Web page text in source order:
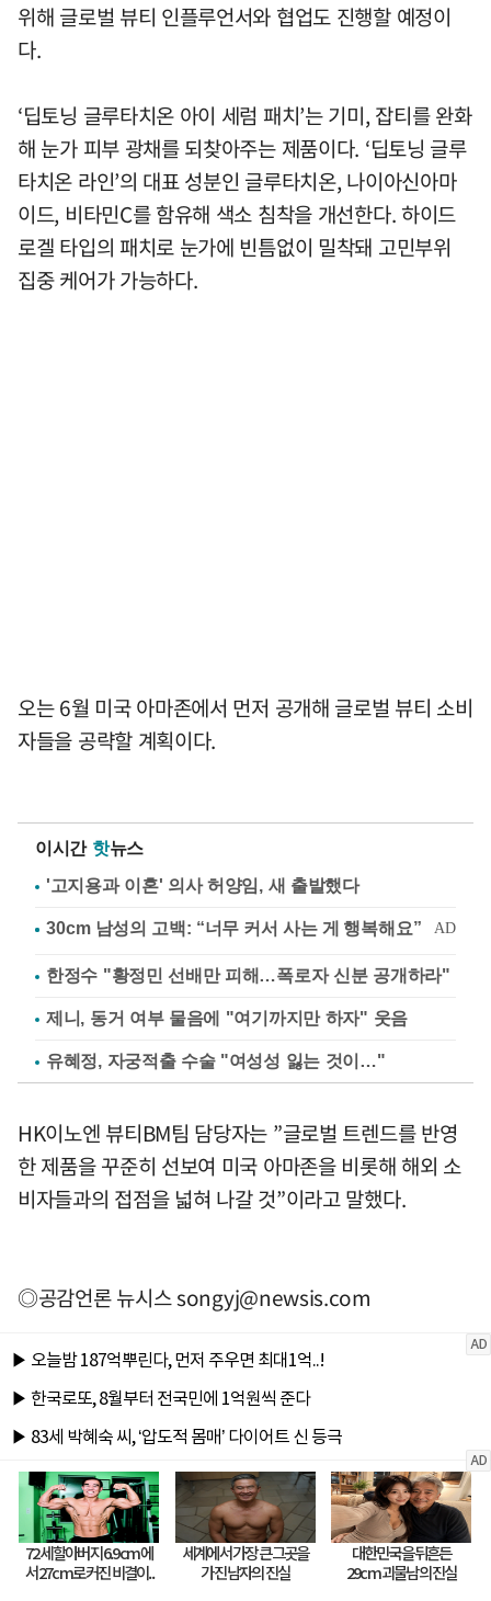
위해 글로벌 뷰티 인플루언서와 협업도 진행할 예정이
다.
‘딥토닝 글루타치온 아이 세럼 패치’는 기미, 잡티를 완화
해 눈가 피부 광채를 되찾아주는 제품이다. ‘딥토닝 글루
타치온 라인’의 대표 성분인 글루타치온, 나이아신아마
이드, 비타민C를 함유해 색소 침착을 개선한다. 하이드
로겔 타입의 패치로 눈가에 빈틈없이 밀착돼 고민부위
집중 케어가 가능하다.
오는 6월 미국 아마존에서 먼저 공개해 글로벌 뷰티 소비
자들을 공략할 계획이다.
이시간 핫뉴스
'고지용과 이혼' 의사 허양임, 새 출발했다
한정수 "황정민 선배만 피해…폭로자 신분 공개하라"
제니, 동거 여부 물음에 "여기까지만 하자" 웃음
유혜정, 자궁적출 수술 "여성성 잃는 것이…"
HK이노엔 뷰티BM팀 담당자는 ”글로벌 트렌드를 반영
한 제품을 꾸준히 선보여 미국 아마존을 비롯해 해외 소
비자들과의 접점을 넓혀 나갈 것”이라고 말했다.
◎공감언론 뉴시스songyj@newsis.com